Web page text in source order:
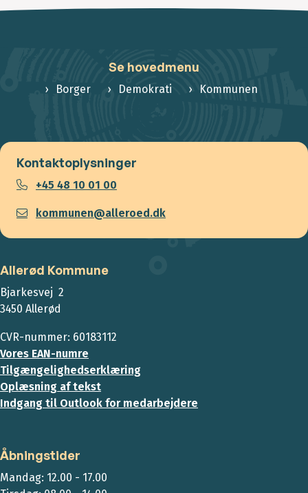
Se hovedmenu
Borger Demokrati Kommunen
Kontaktoplysninger
+45 48 10 01 00
kommunen@alleroed.dk
Allerød Kommune
Bjarkesvej 2
3450 Allerød
CVR-nummer: 60183112
Vores EAN-numre
Tilgængelighedserklæring
Oplæsning af tekst
Indgang til Outlook for medarbejdere
Åbningstider
Mandag: 12.00 - 17.00